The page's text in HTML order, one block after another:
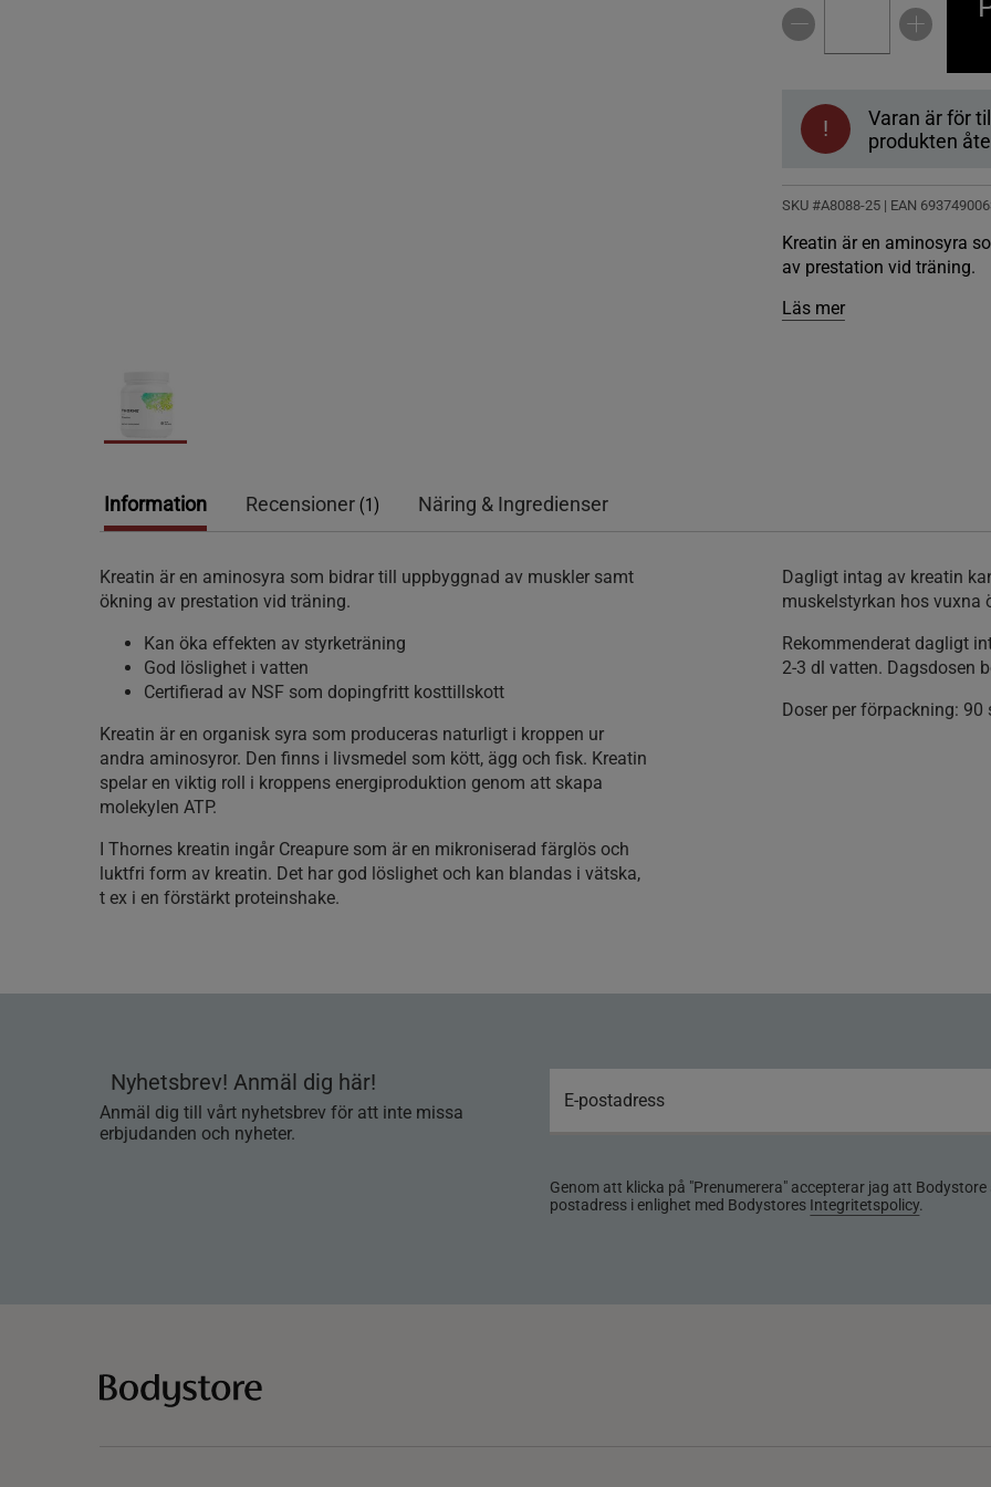
!
Varan är för
produkten
SKU #A8088-25 | EAN
Kreatin är en aminosyra
av prestation vid träning.
Läs mer
Information Recensioner (1) Näring & Ingredienser
Kreatin är en aminosyra som bidrar till uppbyggnad av muskler samt
ökning av prestation vid träning.
Kan öka effekten av styrketräning
God löslighet i vatten
Certifierad av NSF som dopingfritt kosttillskott
Kreatin är en organisk syra som produceras naturligt i kroppen ur
andra aminosyror. Den finns i livsmedel som kött, ägg och fisk. Kreatin
spelar en viktig roll i kroppens energiproduktion genom att skapa
molekylen ATP.
I Thornes kreatin ingår Creapure som är en mikroniserad färglös och
luktfri form av kreatin. Det har god löslighet och kan blandas i vätska,
t ex i en förstärkt proteinshake.
Dagligt intag av kreatin
muskelstyrkan hos vuxna
Rekommenderat dagligt
2-3 dl vatten. Dagsdosen
Doser per förpackning: 90
Nyhetsbrev! Anmäl dig här!
Anmäl dig till vårt nyhetsbrev för att inte missa
erbjudanden och nyheter.
Genom att klicka på "Prenumerera" accepterar jag att Bodystore
postadress i enlighet med Bodystores Integritetspolicy.